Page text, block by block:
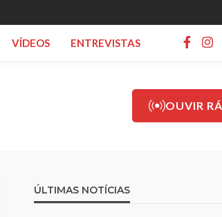
VÍDEOS ENTREVISTAS
OUVIR
ÚLTIMAS NOTÍCIAS